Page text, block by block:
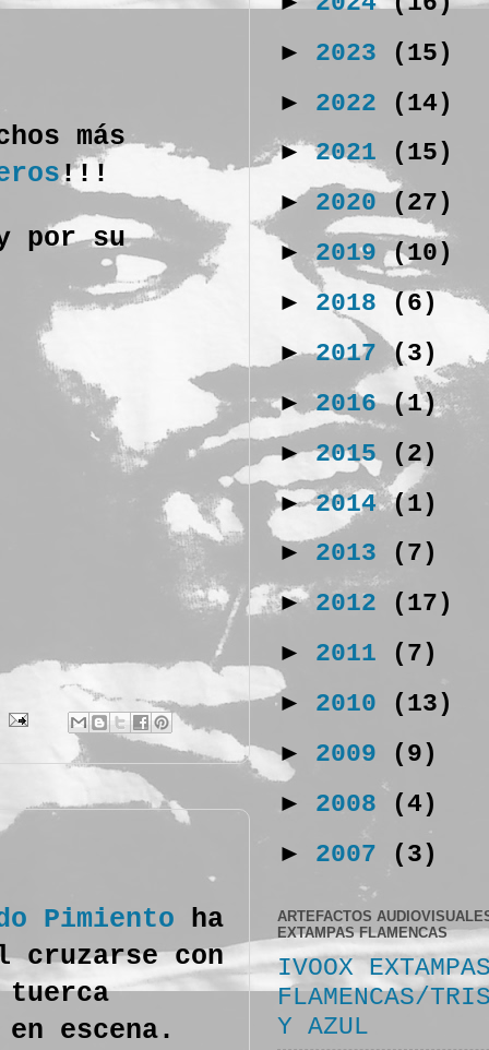
más
!!!
por su
Pimiento ha
con
tuerca
escena.
► 2023 (15)
► 2022 (14)
►2021 (15)
► 2020 (27)
► 2019(10)
► 2018 (6)
►2017(3)
►2016(1)
►2015 (2)
►2014(1)
► 2013 (7)
► 2012 (17)
► 2011 (7)
► 2010 (13)
► 2009 (9)
► 2008 (4)
► 2007 (3)
ARTEFACTOS
EXTAMPAS FLAMENCAS
IVOOX
FLAMENCAS/
Y AZUL